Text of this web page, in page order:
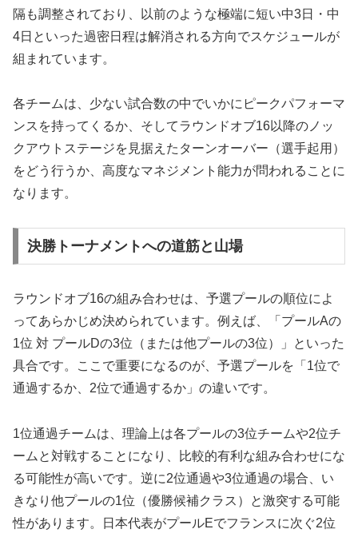
隔も調整されており、以前のような極端に短い中3日・中
4日といった過密日程は解消される方向でスケジュールが
組まれています。
各チームは、少ない試合数の中でいかにピークパフォーマ
ンスを持ってくるか、そしてラウンドオブ16以降のノッ
クアウトステージを見据えたターンオーバー（選手起用）
をどう行うか、高度なマネジメント能力が問われることに
なります。
決勝トーナメントへの道筋と山場
ラウンドオブ16の組み合わせは、予選プールの順位によ
ってあらかじめ決められています。例えば、「プールAの
1位 対 プールDの3位（または他プールの3位）」といった
具合です。ここで重要になるのが、予選プールを「1位で
通過するか、2位で通過するか」の違いです。
1位通過チームは、理論上は各プールの3位チームや2位チ
ームと対戦することになり、比較的有利な組み合わせにな
る可能性が高いです。逆に2位通過や3位通過の場合、い
きなり他プールの1位（優勝候補クラス）と激突する可能
性があります。日本代表がプールEでフランスに次ぐ2位